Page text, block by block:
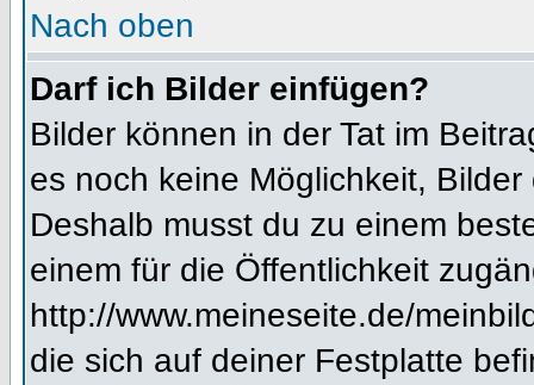
Nach oben
Darf ich Bilder einfügen?
Bilder können in der Tat im
es noch keine Möglichkeit,
Deshalb musst du zu einem
einem für die Öffentlichkeit
http://www.meineseite.de/
die sich auf deiner Festplatte